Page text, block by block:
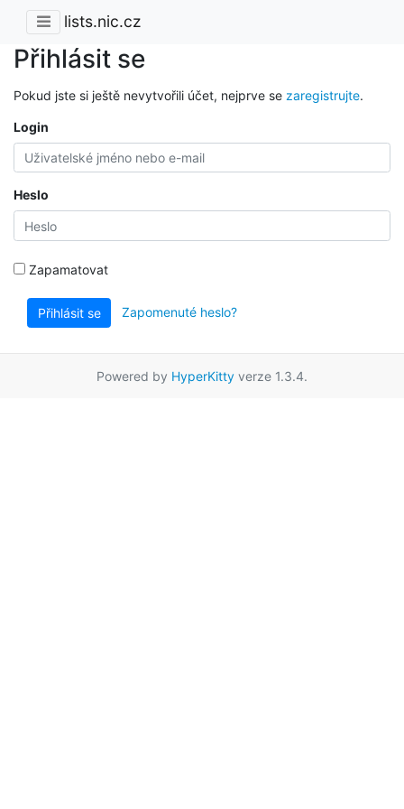
lists.nic.cz
Přihlásit se
Pokud jste si ještě nevytvořili účet, nejprve se zaregistrujte.
Login
Heslo
Zapamatovat
Přihlásit se Zapomenuté heslo?
Powered by HyperKitty verze 1.3.4.